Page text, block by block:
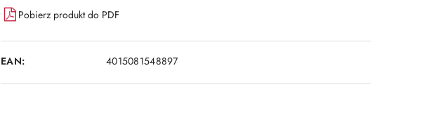
Pobierz produkt do PDF
EAN: 4015081548897